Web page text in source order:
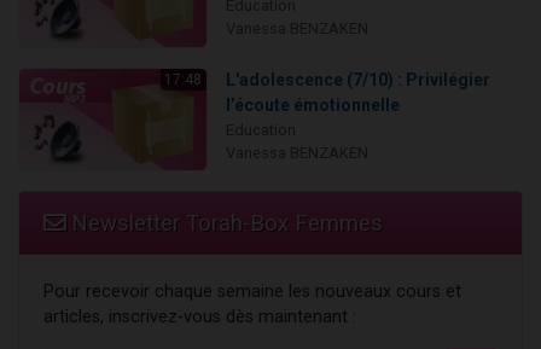
17:48
L'adolescence (7/10) : Privilégier
l’écoute émotionnelle
Newsletter Torah-Box Femmes
Pour recevoir chaque semaine les nouveaux cours et
articles, inscrivez-vous dès maintenant :